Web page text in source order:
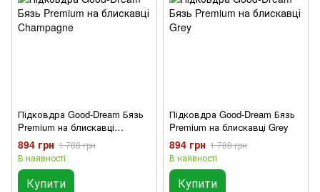
Підковдра Good-Dream Бязь
Premium на блискавці
Champagne
894 грн 1 788 грн
В наявності
Купити
Підковдра Good-Dream Бязь
Premium на блискавці Grey
894 грн 1 788 грн
В наявності
Купити